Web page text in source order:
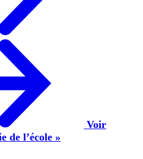
Voir
de l’école »